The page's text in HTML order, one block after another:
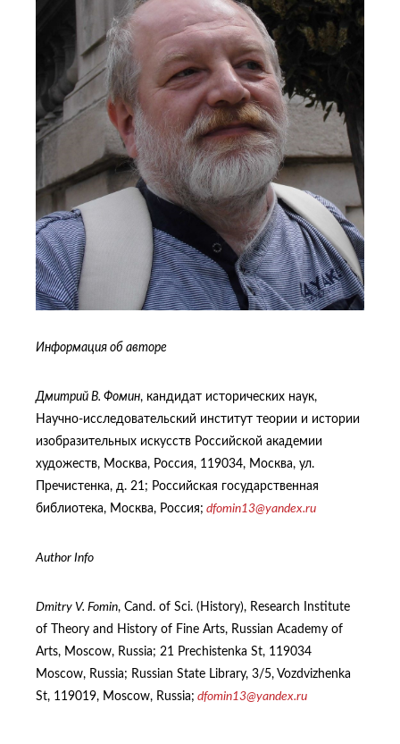
Информация об авторе
Дмитрий В. Фомин, кандидат исторических наук,
Научно-исследовательский институт теории и истории
изобразительных искусств Российской академии
художеств, Москва, Россия, 119034, Москва, ул.
Пречистенка, д. 21; Российская государственная
библиотека, Москва, Россия; dfomin13@yandex.ru
Author Info
Dmitry V. Fomin, Cand. of Sci. (History), Research Institute
of Theory and History of Fine Arts, Russian Academy of
Arts, Moscow, Russia; 21 Prechistenka St, 119034
Moscow, Russia; Russian State Library, 3/5, Vozdvizhenka
St, 119019, Moscow, Russia; dfomin13@yandex.ru